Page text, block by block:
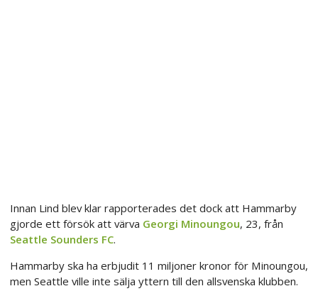
Innan Lind blev klar rapporterades det dock att Hammarby
gjorde ett försök att värva Georgi Minoungou, 23, från
Seattle Sounders FC.
Hammarby ska ha erbjudit 11 miljoner kronor för Minoungou,
men Seattle ville inte sälja yttern till den allsvenska klubben.